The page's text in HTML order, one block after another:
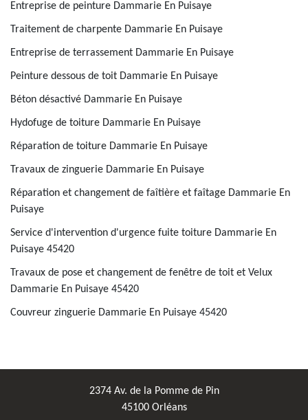
Entreprise de peinture Dammarie En Puisaye
Traitement de charpente Dammarie En Puisaye
Entreprise de terrassement Dammarie En Puisaye
Peinture dessous de toit Dammarie En Puisaye
Béton désactivé Dammarie En Puisaye
Hydofuge de toiture Dammarie En Puisaye
Réparation de toiture Dammarie En Puisaye
Travaux de zinguerie Dammarie En Puisaye
Réparation et changement de faîtière et faîtage Dammarie En
Puisaye
Service d'intervention d'urgence fuite toiture Dammarie En
Puisaye 45420
Travaux de pose et changement de fenêtre de toit et Velux
Dammarie En Puisaye 45420
Couvreur zinguerie Dammarie En Puisaye 45420
2374 Av. de la Pomme de Pin
45100 Orléans